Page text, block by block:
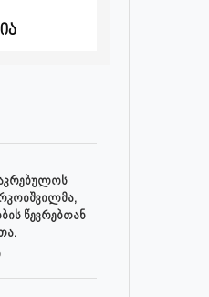
ლობჟანიძემ სამუშაო
წევრებთან